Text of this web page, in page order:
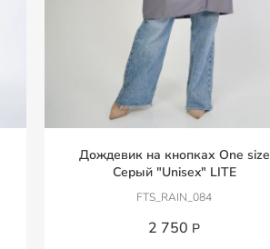
Дождевик на кнопках One size
Серый "Unisex" LITE
FTS_RAIN_084
2 750 Р